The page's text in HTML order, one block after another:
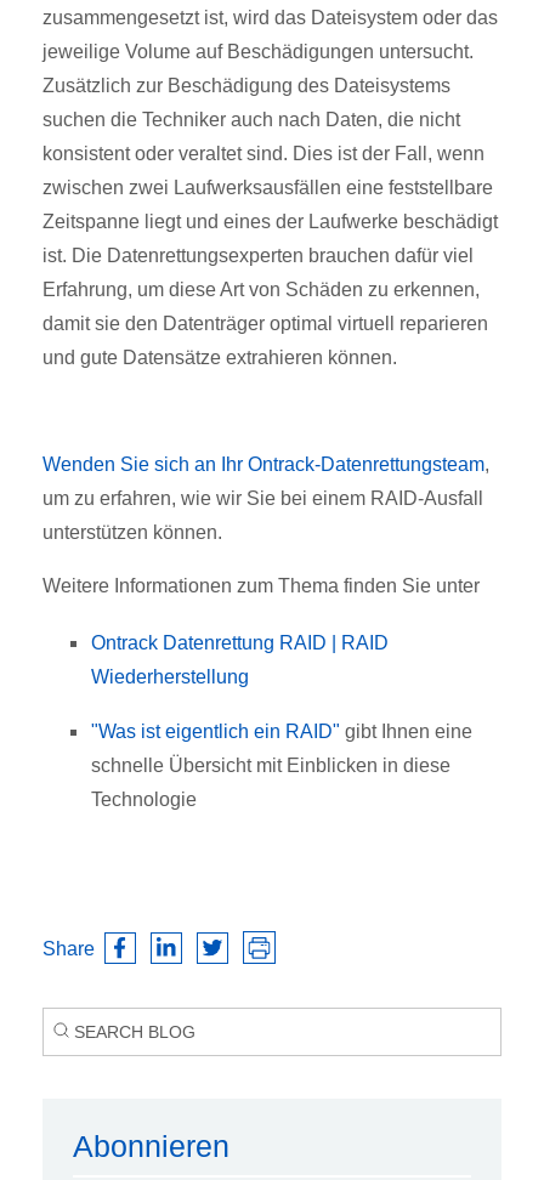
zusammengesetzt ist, wird das Dateisystem oder das
jeweilige Volume auf Beschädigungen untersucht.
Zusätzlich zur Beschädigung des Dateisystems
suchen die Techniker auch nach Daten, die nicht
konsistent oder veraltet sind. Dies ist der Fall, wenn
zwischen zwei Laufwerksausfällen eine feststellbare
Zeitspanne liegt und eines der Laufwerke beschädigt
ist. Die Datenrettungsexperten brauchen dafür viel
Erfahrung, um diese Art von Schäden zu erkennen,
damit sie den Datenträger optimal virtuell reparieren
und gute Datensätze extrahieren können.
Wenden Sie sich an Ihr Ontrack-Datenrettungsteam,
um zu erfahren, wie wir Sie bei einem RAID-Ausfall
unterstützen können.
Weitere Informationen zum Thema finden Sie unter
Ontrack Datenrettung RAID | RAID
Wiederherstellung
"Was ist eigentlich ein RAID" gibt Ihnen eine
schnelle Übersicht mit Einblicken in diese
Technologie
Share
Abonnieren